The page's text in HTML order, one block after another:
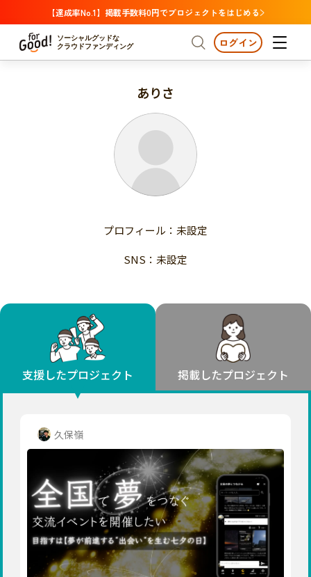
【達成率No.1】掲載手数料0円でプロジェクトをはじめる
ソーシャルグッドな
クラウドファンディング
プロジェクトからさがす 注目
支援金額が多い
支援人数が多い
終了日が近い
国際協力
子ども・教育
フード・農業
文化
環境・エシカル
人権・マイノリティ
社会貢献
地域からさがす 北海道・東北
北海道
宮城
関東
支援金額が多い
終了日が近い
カテゴリーからさがす
医療・福祉
子ども・教育
人権・マイノリティ
北海道 青森 岩手 宮城
秋田
福島
茨城 栃木 群馬
千葉
東京
神奈川
新潟 富山
長野
岐阜 静岡 愛知
三重 滋賀 京都 大阪
兵庫
奈良
和歌山
島根 岡山 広島 山口
四国
ログイン
ありさ
プロフィール：未設定
SNS：未設定
支援したプロジェクト 掲載したプロジェクト
久保嶺